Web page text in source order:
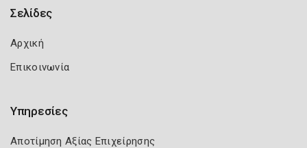
Σελίδες
Αρχική
Επικοινωνία
Υπηρεσίες
Αποτίμηση Αξίας Επιχείρησης